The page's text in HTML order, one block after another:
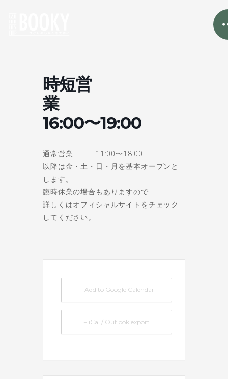
時短営
業
16:00〜19:00
通常営業 11:00〜18:00
以降は金・土・日・月を基本オープンと
します。
臨時休業の場合もありますので
詳しくはオフィシャルサイトをチェック
してください。
+ Add to Google Calendar
+ iCal / Outlook export